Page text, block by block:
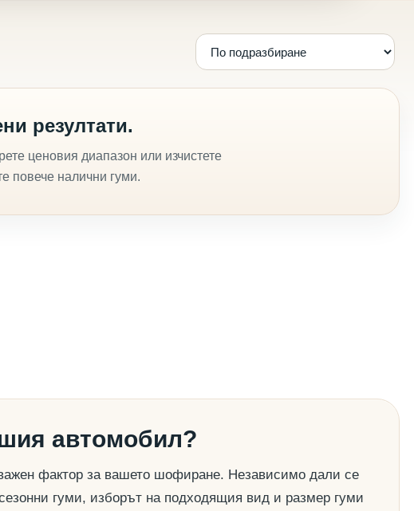
резултати.
ценовия диапазон или изчистете
повече налични гуми.
автомобил?
фактор за вашето шофиране. Независимо дали се
гуми, изборът на подходящия вид и размер гуми